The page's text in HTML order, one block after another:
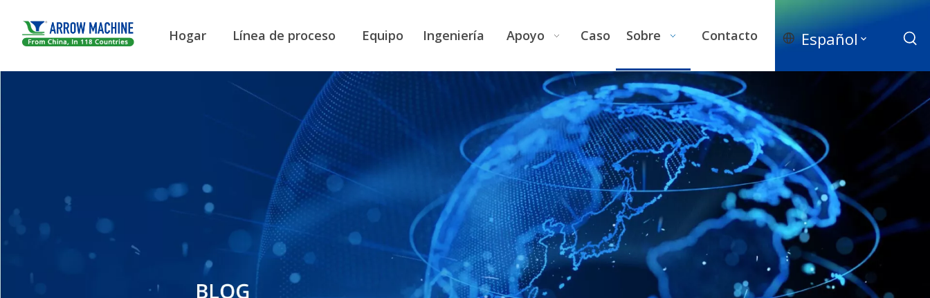
Hogar Línea de proceso Equipo Ingeniería Apoyo Caso Sobre Contacto Español